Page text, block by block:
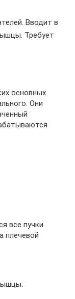
Вводит в
Требует
основных
Они
все пучки
плечевой